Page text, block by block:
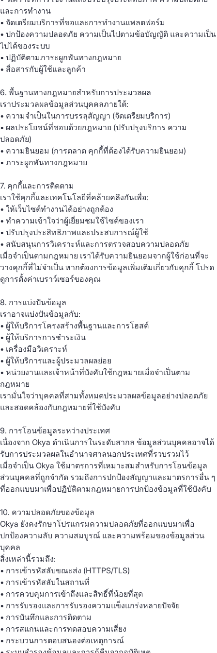
และการทำงาน
• จัดเตรียมบริการที่ขอและการทำงานแพลตฟอร์ม
• ปกป้องความปลอดภัย ความเป็นไปตามข้อบัญญัติ และความเป็น
ไปได้ของระบบ
• ปฏิบัติตามภาระผูกพันทางกฎหมาย
• สื่อสารกับผู้ใช้และลูกค้า
6. พื้นฐานทางกฎหมายสำหรับการประมวลผล
เราประมวลผลข้อมูลส่วนบุคคลภายใต้:
• ความจำเป็นในการบรรลุสัญญา (จัดเตรียมบริการ)
• ผลประโยชน์ที่ชอบด้วยกฎหมาย (ปรับปรุงบริการ ความ
ปลอดภัย)
• ความยินยอม (การตลาด คุกกี้ที่ต้องได้รับความยินยอม)
• ภาระผูกพันทางกฎหมาย
7. คุกกี้และการติดตาม
เราใช้คุกกี้และเทคโนโลยีที่คล้ายคลึงกันเพื่อ:
• ให้เว็บไซต์ทำงานได้อย่างถูกต้อง
• ทำความเข้าใจว่าผู้เยี่ยมชมใช้ไซต์ของเรา
• ปรับปรุงประสิทธิภาพและประสบการณ์ผู้ใช้
• สนับสนุนการวิเคราะห์และการตรวจสอบความปลอดภัย
เมื่อจำเป็นตามกฎหมาย เราได้รับความยินยอมจากผู้ใช้ก่อนที่จะ
วางคุกกี้ที่ไม่จำเป็น หากต้องการข้อมูลเพิ่มเติมเกี่ยวกับคุกกี้ โปรด
ดูการตั้งค่าเบราว์เซอร์ของคุณ
8. การแบ่งปันข้อมูล
เราอาจแบ่งปันข้อมูลกับ:
• ผู้ให้บริการโครงสร้างพื้นฐานและการโฮสต์
• ผู้ให้บริการการชำระเงิน
• เครื่องมือวิเคราะห์
• ผู้ให้บริการและผู้ประมวลผลย่อย
• หน่วยงานและเจ้าหน้าที่บังคับใช้กฎหมายเมื่อจำเป็นตาม
กฎหมาย
เรามั่นใจว่าบุคคลที่สามทั้งหมดประมวลผลข้อมูลอย่างปลอดภัย
และสอดคล้องกับกฎหมายที่ใช้บังคับ
9. การโอนข้อมูลระหว่างประเทศ
เนื่องจาก Okya ดำเนินการในระดับสากล ข้อมูลส่วนบุคคลอาจได้
รับการประมวลผลในอำนาจศาลนอกประเทศที่รวบรวมไว้
เมื่อจำเป็น Okya ใช้มาตรการที่เหมาะสมสำหรับการโอนข้อมูล
ส่วนบุคคลที่ถูกจำกัด รวมถึงการปกป้องสัญญาและมาตรการอื่น ๆ
ที่ออกแบบมาเพื่อปฏิบัติตามกฎหมายการปกป้องข้อมูลที่ใช้บังคับ
10. ความปลอดภัยของข้อมูล
Okya ยังคงรักษาโปรแกรมความปลอดภัยที่ออกแบบมาเพื่อ
ปกป้องความลับ ความสมบูรณ์ และความพร้อมของข้อมูลส่วน
บุคคล
สิ่งเหล่านี้รวมถึง:
• การเข้ารหัสลับขณะส่ง (HTTPS/TLS)
• การเข้ารหัสลับในสถานที่
• การควบคุมการเข้าถึงและสิทธิ์ที่น้อยที่สุด
• การรับรองและการรับรองความแข็งแกร่งหลายปัจจัย
• การบันทึกและการติดตาม
• การสแกนและการทดสอบความเสี่ยง
• กระบวนการตอบสนองต่อเหตุการณ์